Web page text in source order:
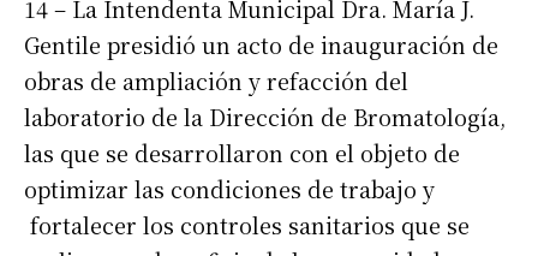
14 – La Intendenta Municipal Dra. María J.
Gentile presidió un acto de inauguración de
obras de ampliación y refacción del
laboratorio de la Dirección de Bromatología,
las que se desarrollaron con el objeto de
optimizar las condiciones de trabajo y
fortalecer los controles sanitarios que se